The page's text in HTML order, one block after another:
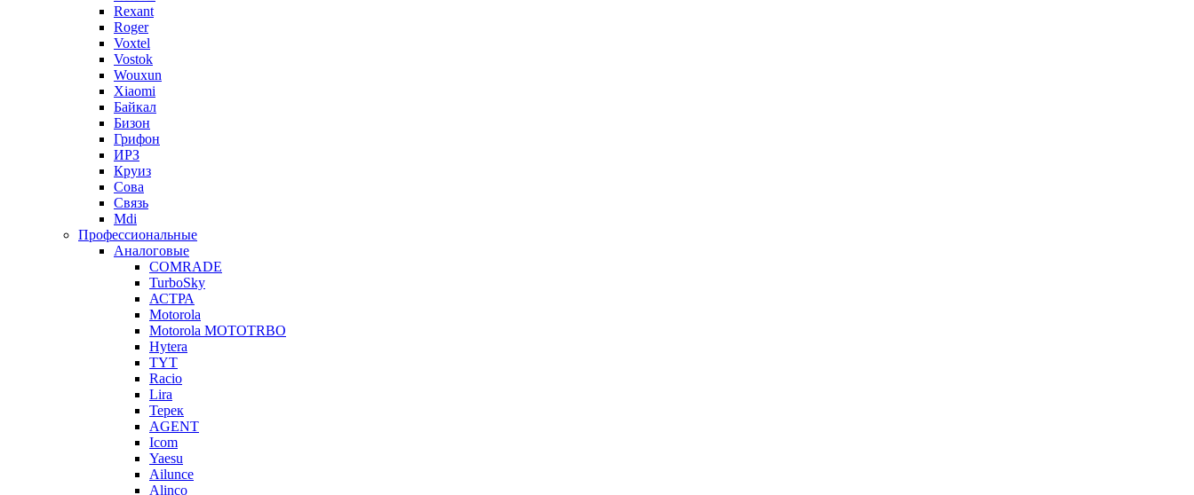
Rexant
Roger
Voxtel
Vostok
Wouxun
Xiaomi
Байкал
Бизон
Грифон
ИРЗ
Круиз
Сова
Связь
Mdi
Профессиональные
Аналоговые
COMRADE
TurboSky
АСТРА
Motorola
Motorola MOTOTRBO
Hytera
TYT
Racio
Lira
Терек
AGENT
Icom
Yaesu
Ailunce
Alinco